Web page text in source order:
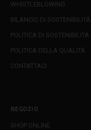
WHISTLEBLOWING
BILANCIO DI SOSTENIBILITÀ
POLITICA DI SOSTENIBILITÀ
POLITICA DELLA QUALITÀ
CONTATTACI
NEGOZIO
SHOP ONLINE